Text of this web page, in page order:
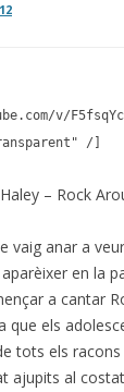
v/
/]
– Rock
vaig anar a
en la
a cantar
que els
tots els
ajupits al